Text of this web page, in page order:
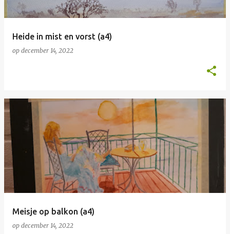
Heide in mist en vorst (a4)
op december 14, 2022
Meisje op balkon (a4)
op december 14, 2022